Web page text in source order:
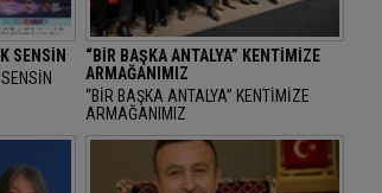
SENSİN
“BİR BAŞKA ANTALYA” KENTİMİZE
ARMAĞANIMIZ
“BİR BAŞKA ANTALYA” KENTİMİZE
ARMAĞANIMIZ